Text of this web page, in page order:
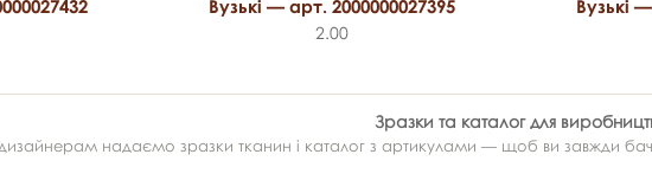
Вузькі — арт. 2000000027395
2.00
Вузькі
Зразки та каталог для
надаємо зразки тканин і каталог з артикулами — щоб ви завжди